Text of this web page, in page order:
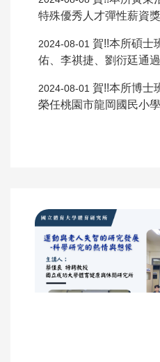
特殊優秀人才彈性薪資
2024-08-01 賀!!本所碩士
佑、李祺捷、劉衍廷通
2024-08-01 賀!!本所博士
榮任桃園市龍岡國民小